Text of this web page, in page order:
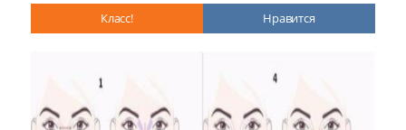
Класс! Нравится